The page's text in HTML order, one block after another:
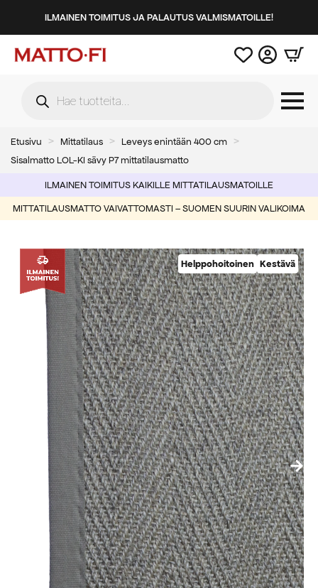
ILMAINEN TOIMITUS JA PALAUTUS VALMISMATOILLE!
search
Etusivu Mittatilaus
Leveys enintään 400 cm
Sisalmatto LOL-KI sävy P7 mittatilausmatto
ILMAINEN TOIMITUS KAIKILLE MITTATILAUSMATOILLE
MITTATILAUSMATTO VAIVATTOMASTI – SUOMEN SUURIN VALIKOIMA
Helppohoitoinen Kestävä